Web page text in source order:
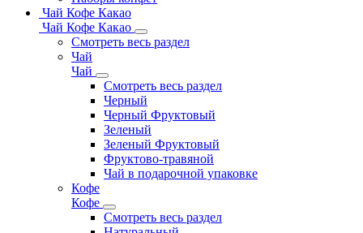
Чай Кофе Какао
Чай Кофе Какао
Смотреть весь раздел
Чай
Чай
Смотреть весь раздел
Черный
Черный Фруктовый
Зеленый
Зеленый Фруктовый
Фруктово-травяной
Чай в подарочной упаковке
Кофе
Кофе
Смотреть весь раздел